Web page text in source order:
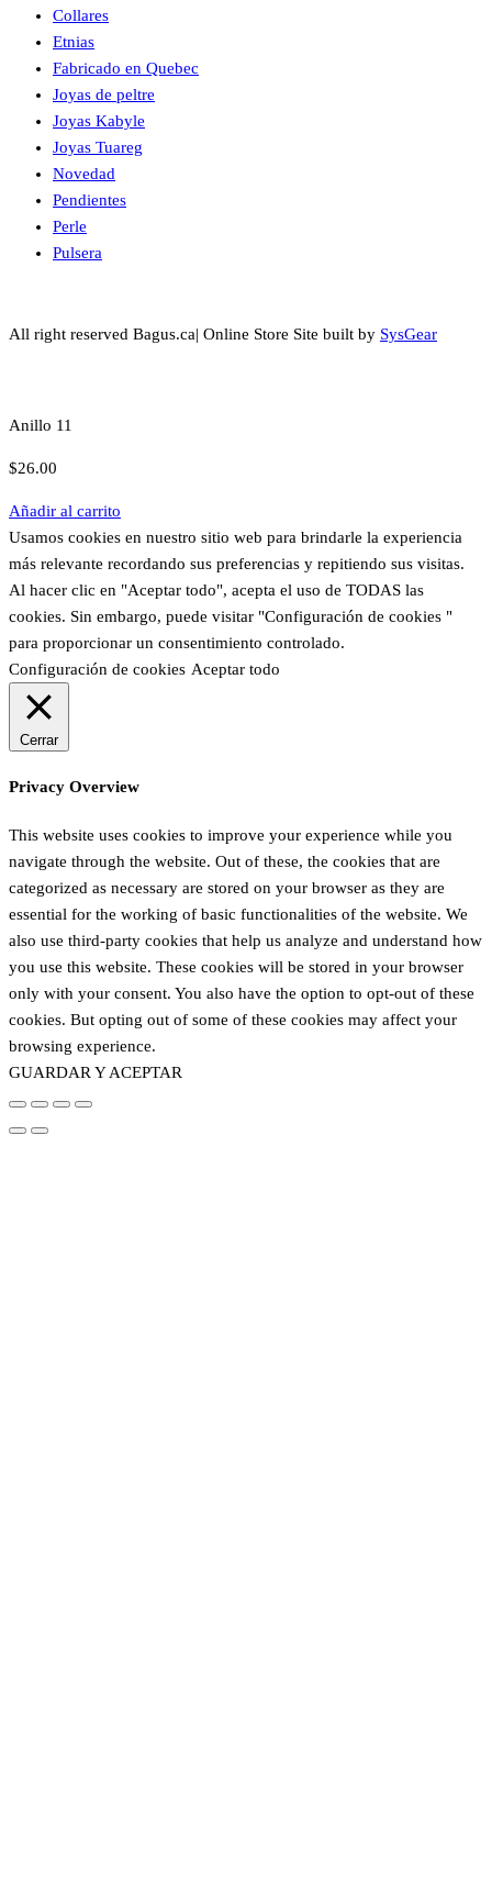
Collares
Etnias
Fabricado en Quebec
Joyas de peltre
Joyas Kabyle
Joyas Tuareg
Novedad
Pendientes
Perle
Pulsera
All right reserved Bagus.ca| Online Store Site built by SysGear
Anillo 11
$26.00
Añadir al carrito
Usamos cookies en nuestro sitio web para brindarle la experiencia
más relevante recordando sus preferencias y repitiendo sus visitas.
Al hacer clic en "Aceptar todo", acepta el uso de TODAS las
cookies. Sin embargo, puede visitar "Configuración de cookies "
para proporcionar un consentimiento controlado.
Configuración de cookies Aceptar todo
Cerrar
Privacy Overview
This website uses cookies to improve your experience while you
navigate through the website. Out of these, the cookies that are
categorized as necessary are stored on your browser as they are
essential for the working of basic functionalities of the website. We
also use third-party cookies that help us analyze and understand how
you use this website. These cookies will be stored in your browser
only with your consent. You also have the option to opt-out of these
cookies. But opting out of some of these cookies may affect your
browsing experience.
GUARDAR Y ACEPTAR